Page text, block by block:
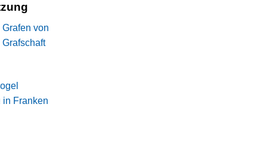
von
Grafschaft
in Franken